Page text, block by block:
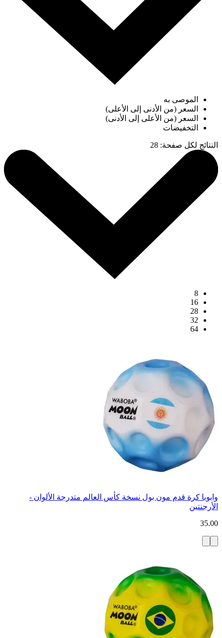
الموصى به
السعر (من الأدنى إلى الأعلى)
السعر (من الأعلى إلى الأدنى)
التخفيضات
النتائج لكل صفحة:
28
8
16
28
32
64
وابوبا كرة قدم مون بول نسخة كأس العالم متدرجة الألوان -
الأرجنتين
35.00